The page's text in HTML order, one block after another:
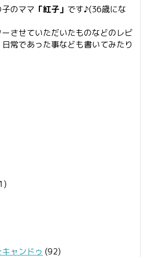
のママ 「紅子」 です♪(36歳にな
させていただいたものなどのレビ
常であった事なども書いてみたり
ャンドゥ (92)